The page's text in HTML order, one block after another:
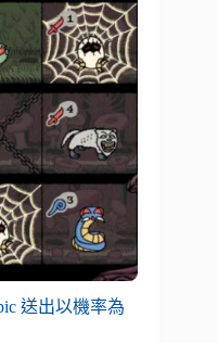
送出以機率為